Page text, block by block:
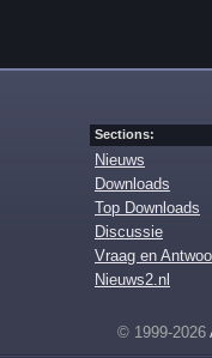
Sections:
Nieuws
Downloads
Top Downloads
Discussie
Vraag en
Nieuws2.nl
© 1999-2026